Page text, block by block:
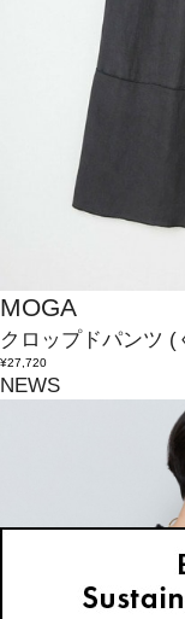
MOGA
クロップドパンツ (
¥27,720
NEWS